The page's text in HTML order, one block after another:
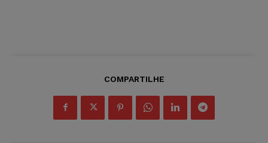
COMPARTILHE